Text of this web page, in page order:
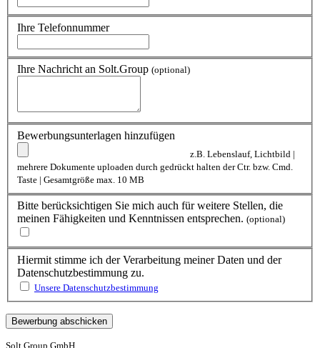
Ihre Telefonnummer
Ihre Nachricht an Solt.Group (optional)
Bewerbungsunterlagen hinzufügen
z.B. Lebenslauf, Lichtbild |
mehrere Dokumente uploaden durch gedrückt halten der Ctr. bzw. Cmd.
Taste | Gesamtgröße max. 10 MB
Bitte berücksichtigen Sie mich auch für weitere Stellen, die
meinen Fähigkeiten und Kenntnissen entsprechen. (optional)
Hiermit stimme ich der Verarbeitung meiner Daten und der
Datenschutzbestimmung zu.
Unsere Datenschutzbestimmung
Solt.Group GmbH